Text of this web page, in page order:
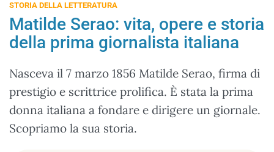
STORIA DELLA LETTERATURA
Matilde Serao: vita, opere e storia
della prima giornalista italiana
Nasceva il 7 marzo 1856 Matilde Serao, firma di
prestigio e scrittrice prolifica. È stata la prima
donna italiana a fondare e dirigere un giornale.
Scopriamo la sua storia.